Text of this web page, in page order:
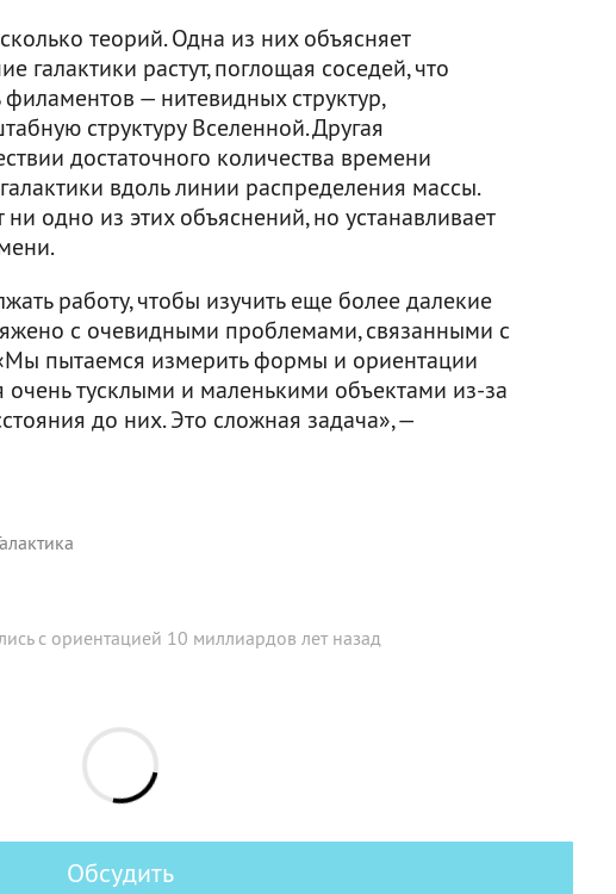
теорий. Одна из них объясняет
галактики растут, поглощая соседей, что
— нитевидных структур,
структуру Вселенной. Другая
достаточного количества времени
вдоль линии распределения массы.
одно из этих объяснений, но устанавливает
работу, чтобы изучить еще более далекие
с очевидными проблемами, связанными с
пытаемся измерить формы и ориентации
очень тусклыми и маленькими объектами из-за
до них. Это сложная задача», —
с ориентацией 10 миллиардов лет назад
Обсудить